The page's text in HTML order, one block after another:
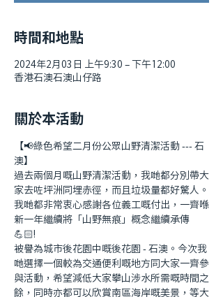
時間和地點
2024年2月03日 上午9:30 – 下午12:00
香港石澳石澳山仔路
關於本活動
【📢綠色希望二月份公眾山野清潔活動 --- 石
澳】
過去兩個月嘅山野清潔活動，我哋都分別帶大
家去咗坪洲同埋赤徑，而且垃圾量都好驚人。
我哋都非常衷心感謝各位義工嘅付出，一齊喺
新一年繼續將「山野無痕」概念繼續承傳
💪🏻!
被譽為城市後花園中嘅後花園 - 石澳。今次我
哋選擇一個較為交通便利嘅地方同大家一齊參
與活動，希望減低大家攀山涉水所需嘅時間之
餘，同時亦都可以欣賞南區海岸嘅美景，等大